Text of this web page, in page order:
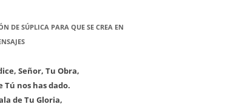
DE SÚPLICA PARA QUE SE CREA EN
Señor, Tu Obra,
Tú nos has dado.
de Tu Gloria,